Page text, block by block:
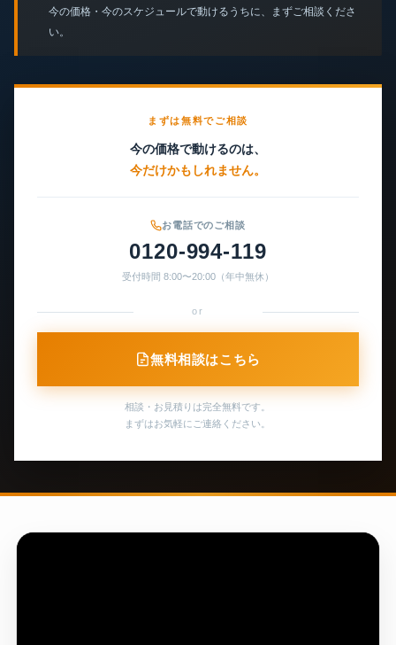
今の価格・今のスケジュールで動けるうちに、まずご相談くださ
い。
まずは無料でご相談
今の価格で動けるのは、
今だけかもしれません。
お電話でのご相談
0120-994-119
受付時間 8:00〜20:00（年中無休）
or
無料相談はこちら
相談・お見積りは完全無料です。
まずはお気軽にご連絡ください。